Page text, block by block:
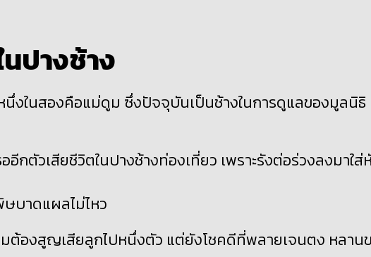
ปางช้าง
นึ่งในสองคือแม่ดูม ซึ่งปัจจุบันเป็นช้างในการดูแลของมูลนิธิ
อีกตัวเสียชีวิตในปางช้างท่องเที่ยว เพราะรังต่อร่วงลงมาใส่
บาดแผลไม่ไหว
ต้องสูญเสียลูกไปหนึ่งตัว แต่ยังโชคดีที่พลายเจนตง หลาน